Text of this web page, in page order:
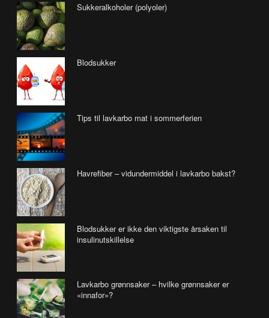
Sukkeralkoholer (polyoler)
Blodsukker
Tips til lavkarbo mat i sommerferien
Havrefiber – vidundermiddel i lavkarbo bakst?
Blodsukker er ikke den viktigste årsaken til
insulinutskillelse
Lavkarbo grønnsaker – hvilke grønnsaker er
«innafor»?